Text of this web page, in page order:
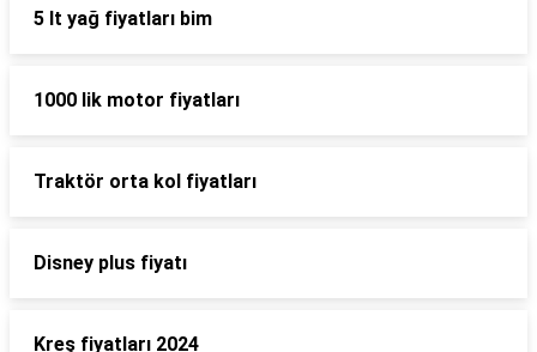
5 lt yağ fiyatları bim
1000 lik motor fiyatları
Traktör orta kol fiyatları
Disney plus fiyatı
Kreş fiyatları 2024